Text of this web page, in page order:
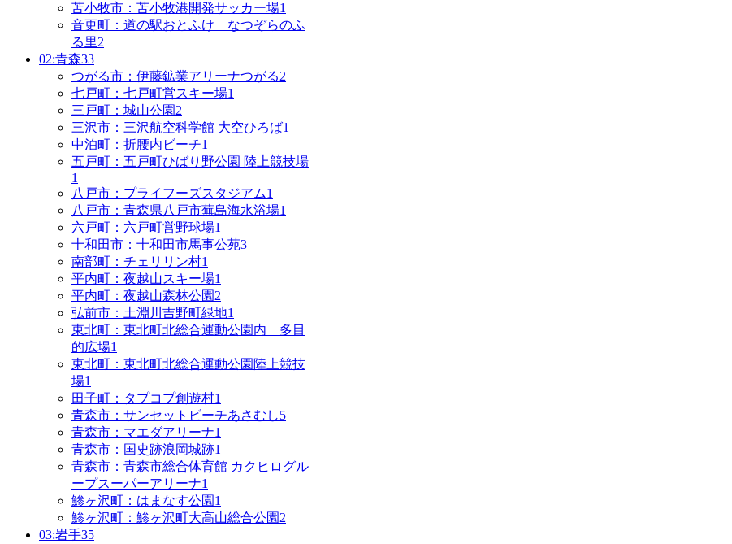
苫小牧市：苫小牧港開発サッカー場1
音更町：道の駅おとふけ なつぞらのふ
る里2
02:青森33
つがる市：伊藤鉱業アリーナつがる2
七戸町：七戸町営スキー場1
三戸町：城山公園 2
三沢市：三沢航空科学館 大空ひろば1
中泊町：折腰内ビーチ1
五戸町：五戸町ひばり野公園 陸上競技場
1
八戸市：プライフーズスタジアム1
八戸市：青森県八戸市蕪島海水浴場1
六戸町：六戸町営野球場1
十和田市：十和田市馬事公苑3
南部町：チェリリン村1
平内町：夜越山スキー場1
平内町：夜越山森林公園 2
弘前市：土淵川吉野町緑地1
東北町：東北町北総合運動公園内 多目
的広場1
東北町：東北町北総合運動公園陸上競技
場1
田子町：タプコプ創遊村1
青森市：サンセットビーチあさむし5
青森市：マエダアリーナ1
青森市：国史跡浪岡城跡1
青森市：青森市総合体育館 カクヒログル
ープスーパーアリーナ1
鯵ヶ沢町：はまなす公園 1
鯵ヶ沢町：鯵ヶ沢町大高山総合公園 2
03:岩手35